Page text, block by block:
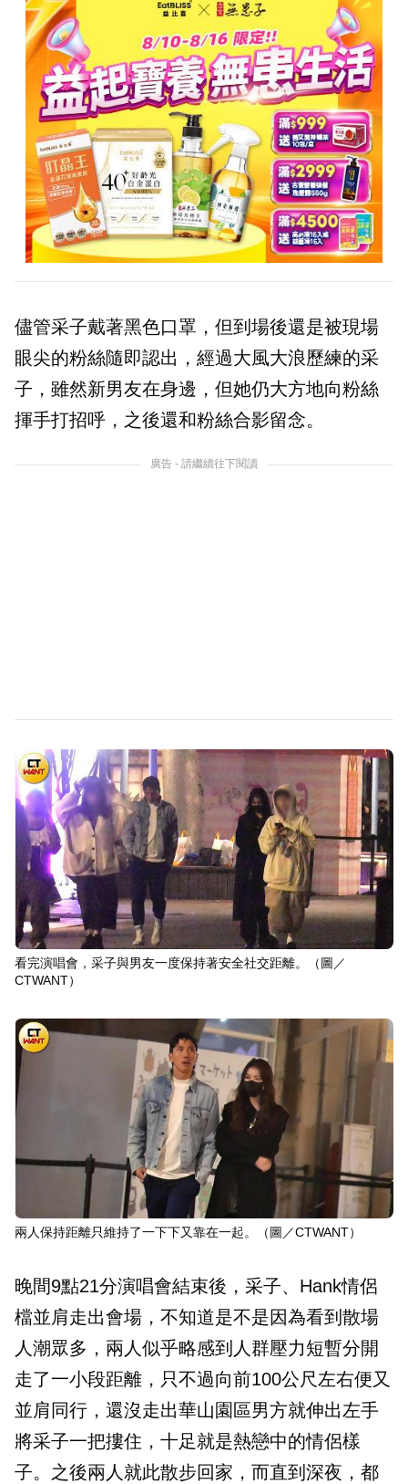
儘管采子戴著黑色口罩，但到場後還是被現場
眼尖的粉絲隨即認出，經過大風大浪歷練的采
子，雖然新男友在身邊，但她仍大方地向粉絲
揮手打招呼，之後還和粉絲合影留念。
廣告 - 請繼續往下閱讀
看完演唱會，采子與男友一度保持著安全社交距離。（圖／
CTWANT）
兩人保持距離只維持了一下下又靠在一起。（圖／CTWANT）
晚間9點21分演唱會結束後，采子、Hank情侶
檔並肩走出會場，不知道是不是因為看到散場
人潮眾多，兩人似乎略感到人群壓力短暫分開
走了一小段距離，只不過向前100公尺左右便又
並肩同行，還沒走出華山園區男方就伸出左手
將采子一把摟住，十足就是熱戀中的情侶樣
子。之後兩人就此散步回家，而直到深夜，都